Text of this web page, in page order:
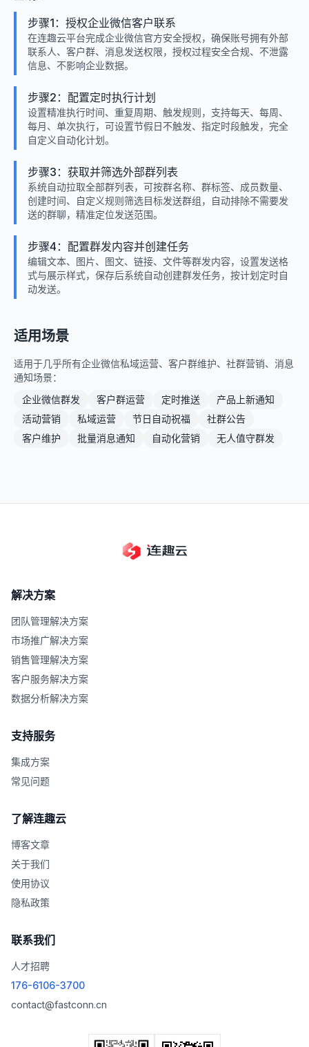
步骤1：授权企业微信客户联系
在连趣云平台完成企业微信官方安全授权，确保账号拥有外部
联系人、客户群、消息发送权限，授权过程安全合规、不泄露
信息、不影响企业数据。
步骤2：配置定时执行计划
设置精准执行时间、重复周期、触发规则，支持每天、每周、
每月、单次执行，可设置节假日不触发、指定时段触发，完全
自定义自动化计划。
步骤3：获取并筛选外部群列表
系统自动拉取全部群列表，可按群名称、群标签、成员数量、
创建时间、自定义规则筛选目标发送群组，自动排除不需要发
送的群聊，精准定位发送范围。
步骤4：配置群发内容并创建任务
编辑文本、图片、图文、链接、文件等群发内容，设置发送格
式与展示样式，保存后系统自动创建群发任务，按计划定时自
动发送。
适用场景
适用于几乎所有企业微信私域运营、客户群维护、社群营销、消息
通知场景：
企业微信群发
客户群运营 定时推送
产品上新通知
活动营销
私域运营 节日自动祝福
社群公告
客户维护
批量消息通知 自动化营销 无人值守群发
解决方案
团队管理解决方案
市场推广解决方案
销售管理解决方案
客户服务解决方案
数据分析解决方案
支持服务
集成方案
常见问题
了解连趣云
博客文章
关于我们
使用协议
隐私政策
联系我们
人才招聘
176-6106-3700
contact@fastconn.cn